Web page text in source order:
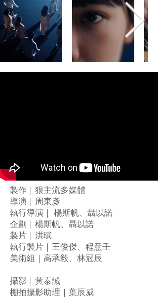
製作｜狠主流多媒體
導演｜周東彥
執行導演｜ 楊斯帆、聶以諾
企劃｜楊斯帆、聶以諾
製片｜洪珷 ​
執行製片｜王俊傑、程意壬
美術組｜高承毅、林冠辰
攝影｜黃泰誠
棚拍攝影助理｜葉辰威